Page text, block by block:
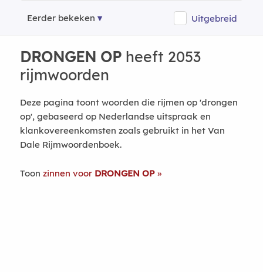
Eerder bekeken Uitgebreid
DRONGEN OPheeft 2053
rijmwoorden
Deze pagina toont woorden die rijmen op 'drongen
op', gebaseerd op Nederlandse uitspraak en
klankovereenkomsten zoals gebruikt in het Van
Dale Rijmwoordenboek.
Toon zinnen voor DRONGEN OP